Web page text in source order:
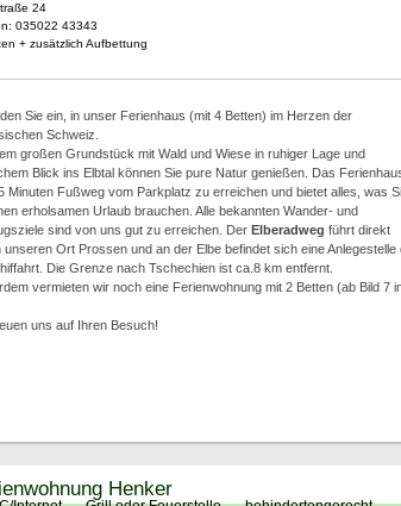
24
035022 43343
+ zusätzlich Aufbettung
Sie ein, in unser Ferienhaus (mit 4 Betten) im Herzen der
Schweiz.
großen Grundstück mit Wald und Wiese in ruhiger Lage und
Blick ins Elbtal können Sie pure Natur genießen. Das
Minuten Fußweg vom Parkplatz zu erreichen und bietet alles, was
erholsamen Urlaub brauchen. Alle bekannten Wander- und
sind von uns gut zu erreichen. Der Elberadweg führt direkt
unseren Ort Prossen und an der Elbe befindet sich eine Anlegestelle
Die Grenze nach Tschechien ist ca.8 km entfernt.
vermieten wir noch eine Ferienwohnung mit 2 Betten (ab Bild 7
uns auf Ihren Besuch!
Henker